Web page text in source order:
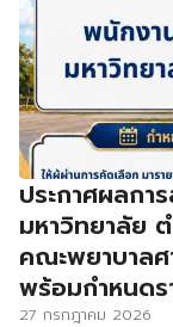
ประกาศผลกา
มหาวิทยาลัย
คณะพยาบาลศ
พร้อมกำหนด
27 กรกฎาคม 2026